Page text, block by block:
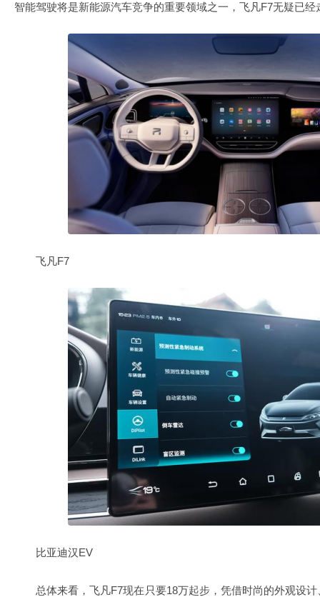
智能驾驶将是新能源汽车竞争的重要领域之一，飞凡F7无疑已经
飞凡F7
比亚迪汉EV
总体来看，飞凡F7现在只要18万起步，凭借时尚的外观设